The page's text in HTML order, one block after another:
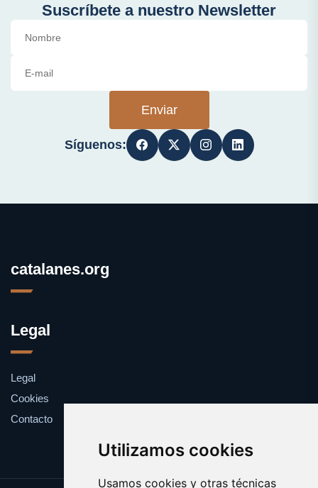
Utilizamos cookies
Usamos cookies y otras técnicas
Suscríbete a nuestro Newsletter
Enviar
Síguenos:
catalanes.org
Legal
Legal
Cookies
Contacto